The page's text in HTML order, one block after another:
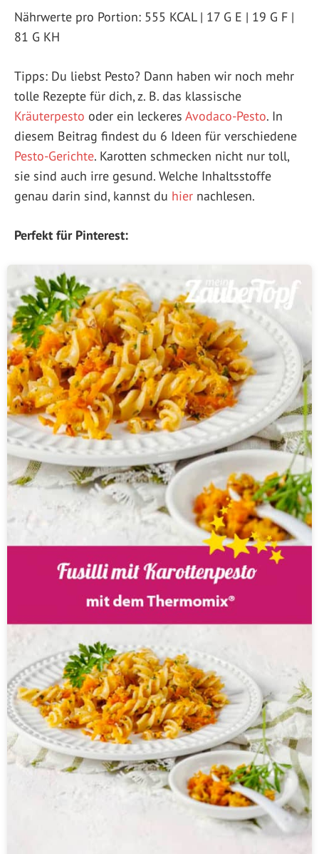
Nährwerte pro Portion: 555 KCAL | 17 G E | 19 G F |
81 G KH
Tipps: Du liebst Pesto? Dann haben wir noch mehr
tolle Rezepte für dich, z. B. das klassische
Kräuterpesto oder ein leckeres Avodaco-Pesto. In
diesem Beitrag findest du 6 Ideen für verschiedene
Pesto-Gerichte. Karotten schmecken nicht nur toll,
sie sind auch irre gesund. Welche Inhaltsstoffe
genau darin sind, kannst du hier nachlesen.
Perfekt für Pinterest: